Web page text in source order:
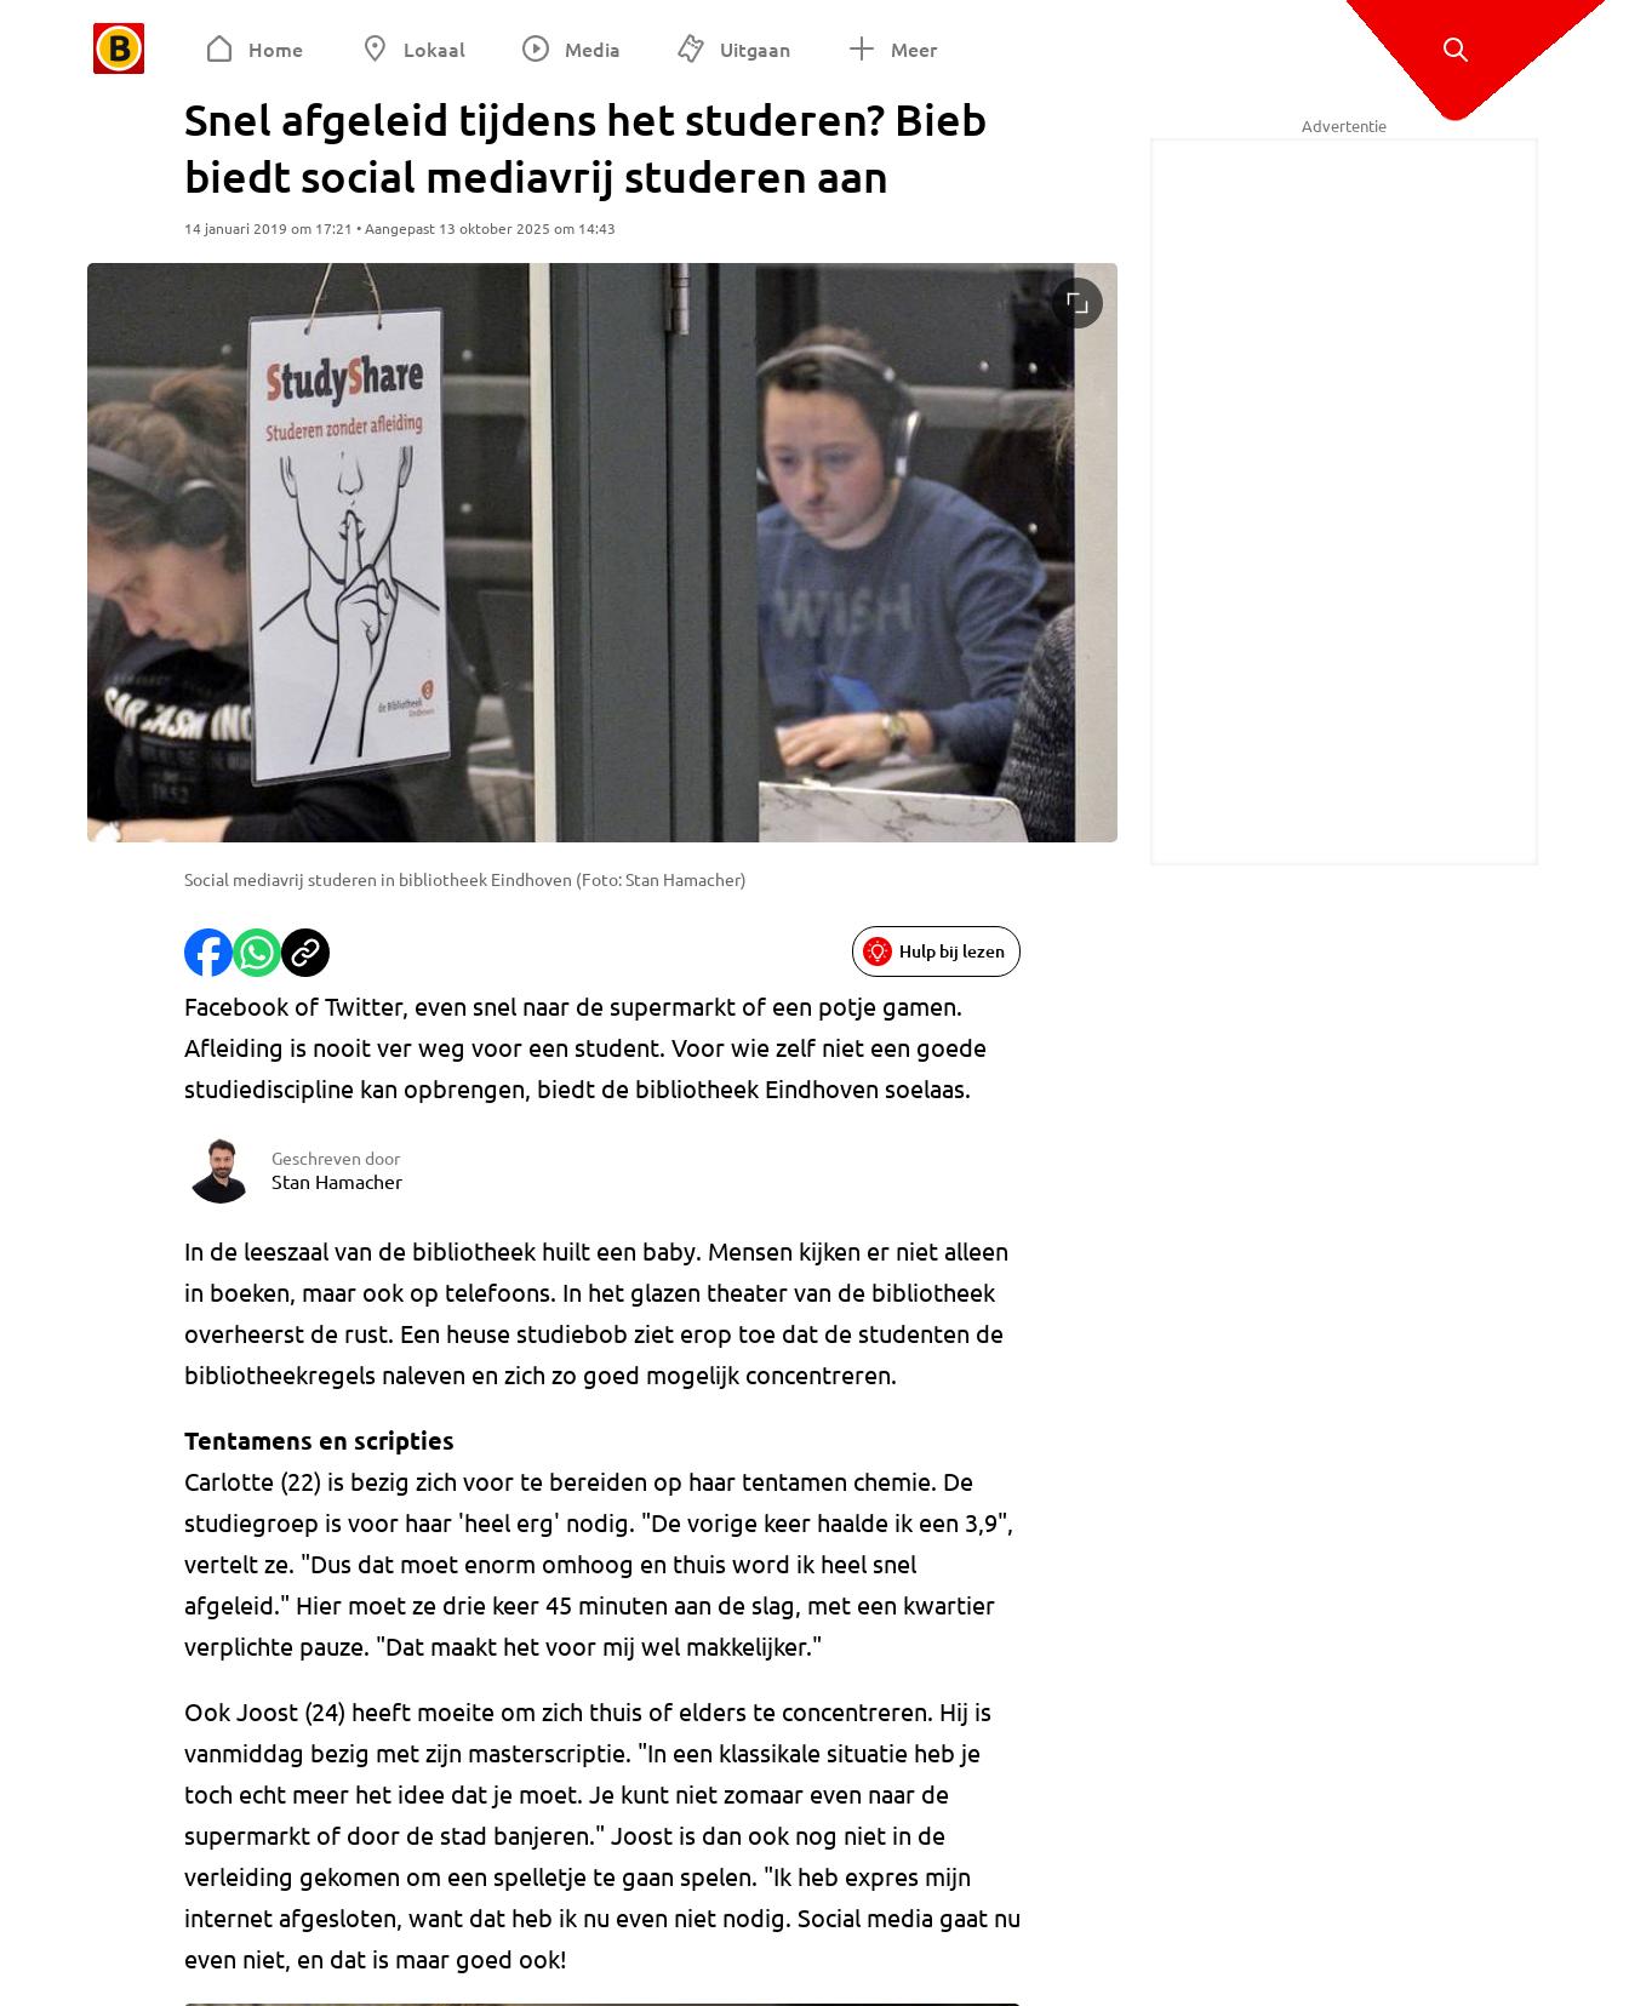
Home Lokaal Media Uitgaan Meer
Snel afgeleid tijdens het studeren? Bieb
biedt social mediavrij studeren aan
14 januari 2019 om 17:21 • Aangepast 13 oktober 2025 om 14:43
Social mediavrij studeren in bibliotheek Eindhoven (Foto: Stan Hamacher)
Hulp bij lezen
Facebook of Twitter, even snel naar de supermarkt of een potje gamen.
Afleiding is nooit ver weg voor een student. Voor wie zelf niet een goede
studiediscipline kan opbrengen, biedt de bibliotheek Eindhoven soelaas.
Geschreven door
Stan Hamacher
In de leeszaal van de bibliotheek huilt een baby. Mensen kijken er niet alleen
in boeken, maar ook op telefoons. In het glazen theater van de bibliotheek
overheerst de rust. Een heuse studiebob ziet erop toe dat de studenten de
bibliotheekregels naleven en zich zo goed mogelijk concentreren.
Tentamens en scripties
Carlotte (22) is bezig zich voor te bereiden op haar tentamen chemie. De
studiegroep is voor haar 'heel erg' nodig. "De vorige keer haalde ik een 3,9",
vertelt ze. "Dus dat moet enorm omhoog en thuis word ik heel snel
afgeleid." Hier moet ze drie keer 45 minuten aan de slag, met een kwartier
verplichte pauze. "Dat maakt het voor mij wel makkelijker."
Ook Joost (24) heeft moeite om zich thuis of elders te concentreren. Hij is
vanmiddag bezig met zijn masterscriptie. "In een klassikale situatie heb je
toch echt meer het idee dat je moet. Je kunt niet zomaar even naar de
supermarkt of door de stad banjeren." Joost is dan ook nog niet in de
verleiding gekomen om een spelletje te gaan spelen. "Ik heb expres mijn
internet afgesloten, want dat heb ik nu even niet nodig. Social media gaat nu
even niet, en dat is maar goed ook!
Advertentie